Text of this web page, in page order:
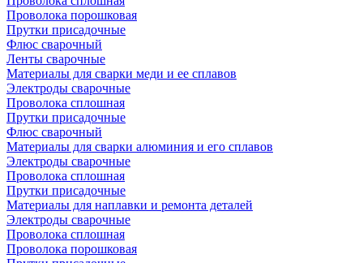
Проволока порошковая
Прутки присадочные
Флюс сварочный
Ленты сварочные
Материалы для сварки меди и ее сплавов
Электроды сварочные
Проволока сплошная
Прутки присадочные
Флюс сварочный
Материалы для сварки алюминия и его сплавов
Электроды сварочные
Проволока сплошная
Прутки присадочные
Материалы для наплавки и ремонта деталей
Электроды сварочные
Проволока сплошная
Проволока порошковая